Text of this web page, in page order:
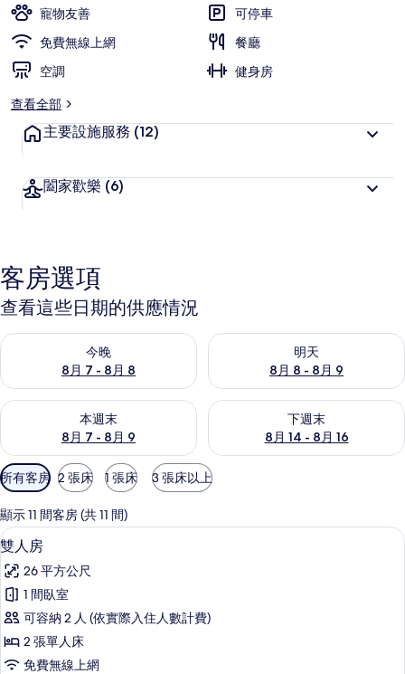
寵物友善
可停車
免費無線上網
餐廳
空調
健身房
查看全部
主要設施服務 (12)
闔家歡樂 (6)
客房選項
查看這些日期的供應情況
今晚
8月 7 - 8月 8
查看今晚 (8月 7 - 8月 8) 的供應情況
明天
8月 8 - 8月 9
查看明天 (8月 8 - 8月 9) 的供
本週末
8月 7 - 8月 9
查看本週末 (8月 7 - 8月 9) 的供應情況
下週末
8月 14 - 8月 16
查看下週末 (8月 14 - 8月 16)
可
用
的
客
房
篩
選
條
所有客房 2 張床 1 張床 3 張床以上
顯示 11 間客房 (共 11 間)
顯
示
雙
人
房
的
雙人房 | 客房內保險箱、筆電工作空
8
雙人房
26 平方公尺
1 間臥室
可容納 2 人 (依實際入住人數計費)
2 張單人床
免費無線上網